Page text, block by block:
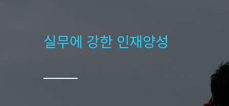
실무에 강한 인재양성